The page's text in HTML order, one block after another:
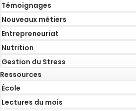
Témoignages
Nouveaux métiers
Entrepreneuriat
Nutrition
Gestion du Stress
Ressources
École
Lectures du mois